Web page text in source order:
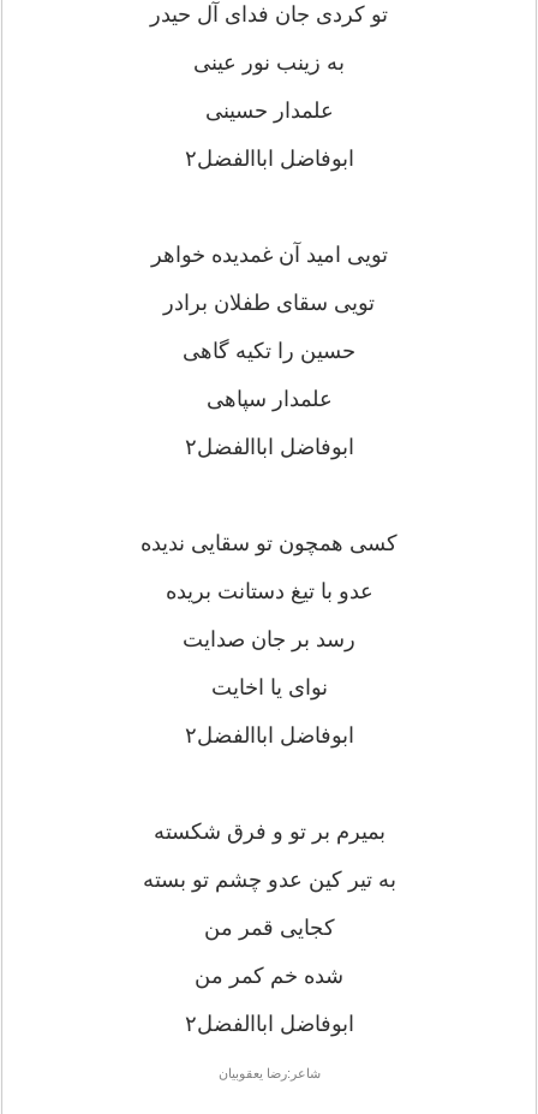
تو کردی جان فدای آل حیدر
به زینب نور عینی
علمدار حسینی
ابوفاضل اباالفضل۲
تویی امید آن غمدیده خواهر
تویی سقای طفلان برادر
حسین را تکیه گاهی
علمدار سپاهی
ابوفاضل اباالفضل۲
کسی همچون تو سقایی ندیده
عدو با تیغ دستانت بریده
رسد بر جان صدایت
نوای یا اخایت
ابوفاضل اباالفضل۲
بمیرم بر تو و فرق شکسته
به تیر کین عدو چشم تو بسته
کجایی قمر من
شده خم کمر من
ابوفاضل اباالفضل۲
شاعر:رضا یعقوبیان